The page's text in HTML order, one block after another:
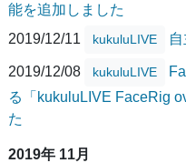
能を追加しました
2019/12/11
kukuluLIVE
2019/12/08 kukuluLIVE
る「kukuluLIVE FaceRig
た
2019年 11月